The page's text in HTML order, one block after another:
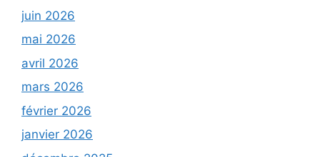
juin 2026
mai 2026
avril 2026
mars 2026
février 2026
janvier 2026